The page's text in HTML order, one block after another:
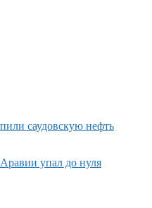
саудовскую нефть
упал до нуля